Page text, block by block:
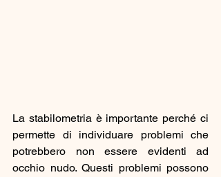
La stabilometria è importante perché ci
permette di individuare problemi che
potrebbero non essere evidenti ad
occhio nudo. Questi problemi possono